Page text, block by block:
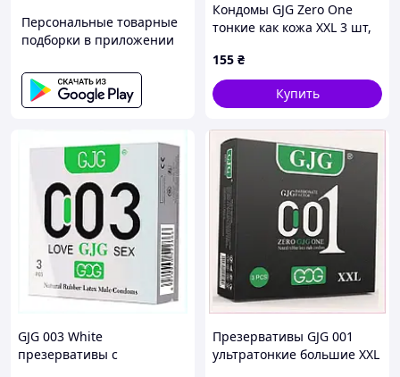
Персональные товарные
подборки в приложении
Кондомы GJG Zero One
тонкие как кожа XXL 3 шт,
155 ₴
Купить
GJG 003 White
презервативы с
Презервативы GJG 001
ультратонкие большие XXL